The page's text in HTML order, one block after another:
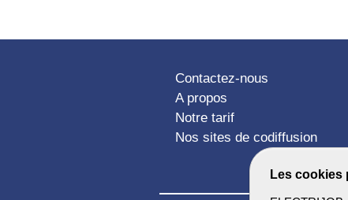
Les cookies
Contactez-nous
A propos
Notre tarif
Nos sites de codiffusion